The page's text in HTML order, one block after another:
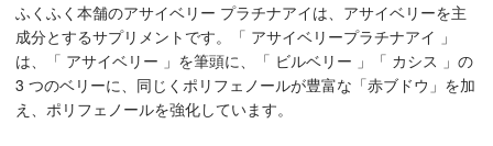
ふくふく本舗のアサイベリー プラチナアイは、アサイベリーを主
成分とするサプリメントです。「 アサイベリープラチナアイ 」
は、「 アサイベリー 」を筆頭に、「 ビルベリー 」「 カシス 」の
3 つのベリーに、同じくポリフェノールが豊富な「赤ブドウ」を加
え、ポリフェノールを強化しています。